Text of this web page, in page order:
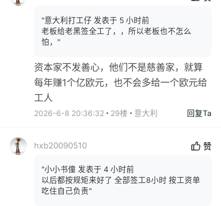
"意大利打工仔 发表于 5 小时前
老板给老黑签全工了，，所以老板也不怎么
怕，"
资本家不发善心，他们不是慈善家，就算
每年赚1个亿欧元，也不会多给一个欧元给
工人
2026-6-8 20:36:32 29楼 意大利 回复Ta
hxb20090510 赞
"小小书僮 发表于 4 小时前
以后都按规矩来好了 全部签工8小时 按工资单
吃住自己负责"